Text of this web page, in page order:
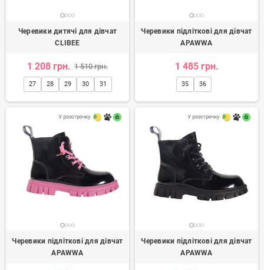
Черевики дитячі для дівчат
CLIBEE
1 208 грн. 1 510 грн.
27 28 29 30 31
Черевики підліткові для дівчат
APAWWA
1 485 грн.
35 36
Черевики підліткові для дівчат
APAWWA
Черевики підліткові для дівчат
APAWWA